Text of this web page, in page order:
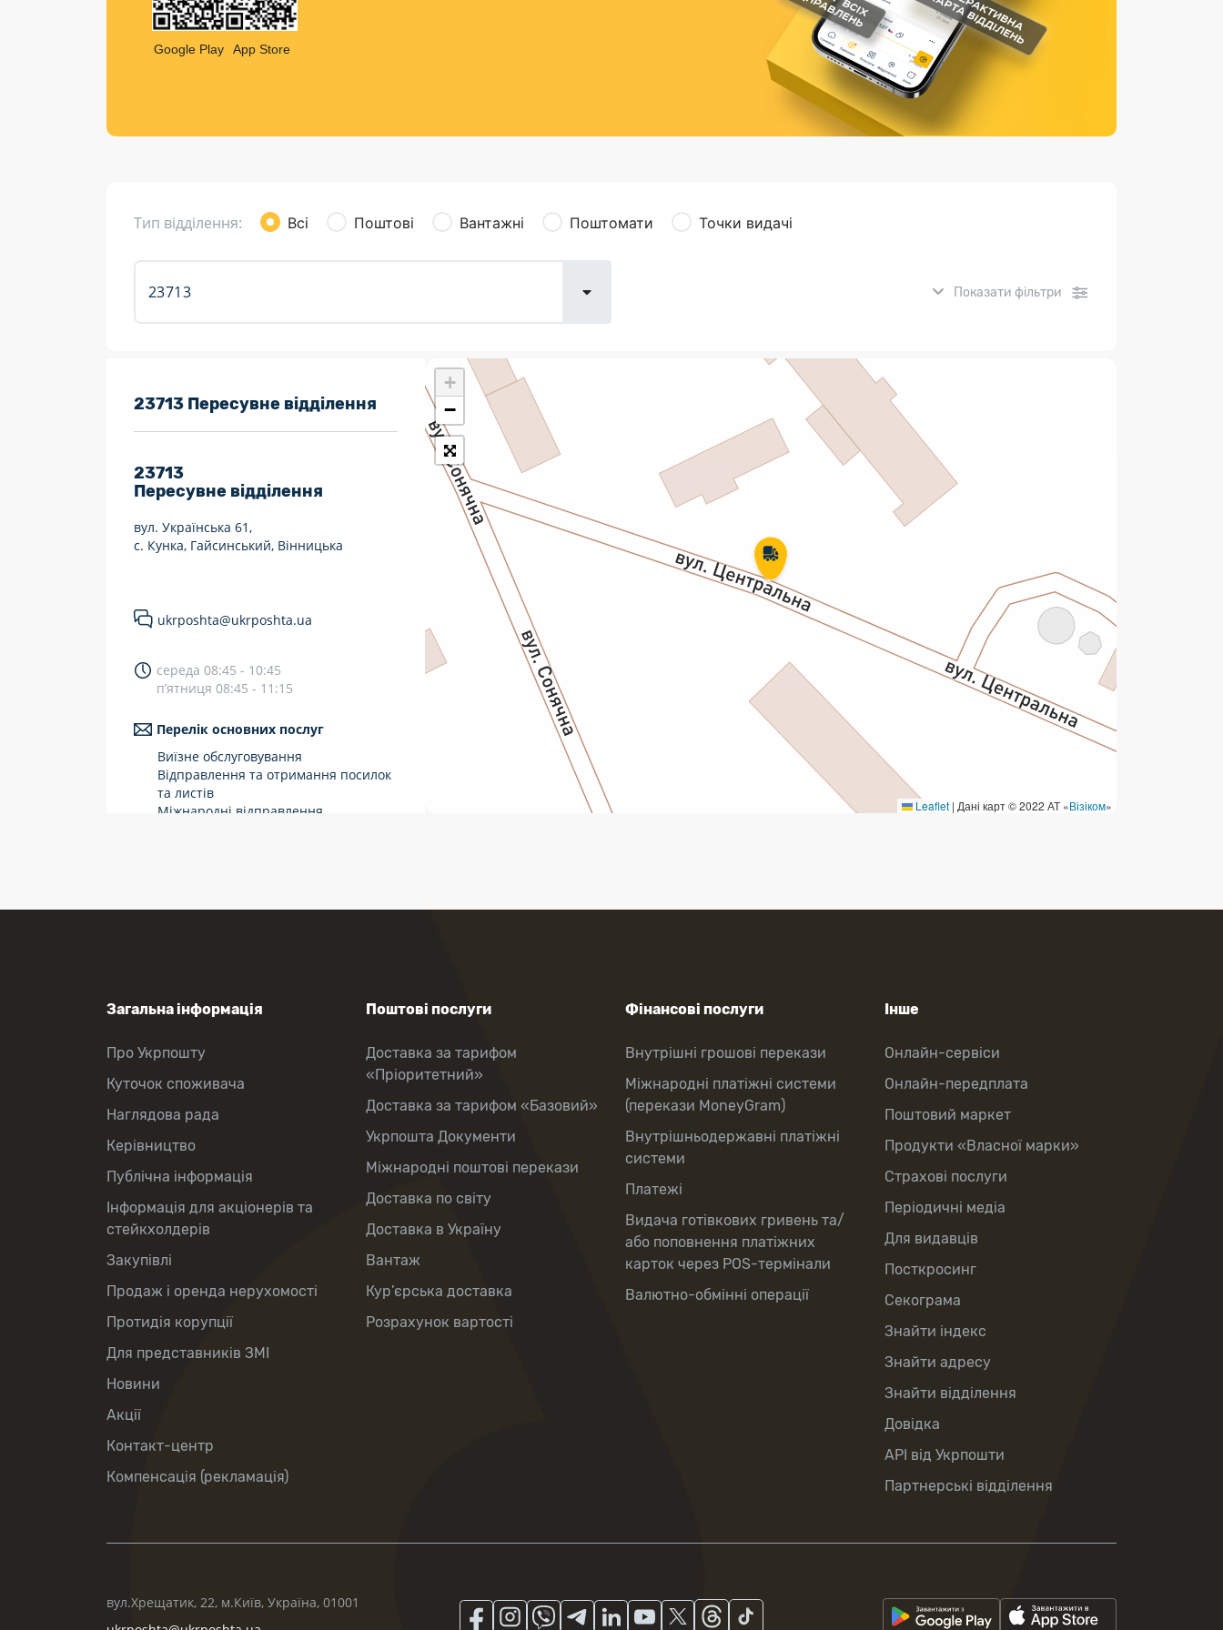
Листи та листівки
Кур’єрська доставка
Страхові послуги
Каталог «Укрпошта Маркет»
Google Play App Store
Тип відділення: Всі Поштові Вантажні Поштомати Точки видачі
Показати фільтри
7 днів на тиждень
Працюють після 19:00
Працюють у вихідні
Поштові послуги:
Укрпошта Експрес/тариф
«Пріоритетний»
Укрпошта Стандарт/тариф «Базовий»
Доставка за межі України
Прийом вантажів
Фінансові послуги:
Термінові перекази
Перекази
Комунальні та інші платежі
23713 Пересувне відділення
23713
Пересувне відділення
вул. Українська 61,
с. Кунка, Гайсинський, Вінницька
ukrposhta@ukrposhta.ua
середа 08:45 - 10:45
п’ятниця 08:45 - 11:15
Перелік основних послуг
Виїзне обслуговування
Відправлення та отримання посилок
та листів
Міжнародні відправлення
+
−
Leaflet | Дані карт © 2022 АТ «Візіком»
Загальна інформація
Про Укрпошту
Куточок споживача
Наглядова рада
Керівництво
Публічна інформація
Інформація для акціонерів та
стейкхолдерів
Закупівлі
Продаж і оренда нерухомості
Протидія корупції
Для представників ЗМІ
Новини
Акції
Контакт-центр
Компенсація (рекламація)
Поштові послуги
Доставка за тарифом
«Пріоритетний»
Доставка за тарифом «Базовий»
Укрпошта Документи
Міжнародні поштові перекази
Доставка по світу
Доставка в Україну
Вантаж
Кур’єрська доставка
Розрахунок вартості
Фінансові послуги
Внутрішні грошові перекази
Міжнародні платіжні системи
(перекази MoneyGram)
Внутрішньодержавні платіжні
системи
Платежі
Видача готівкових гривень та/
або поповнення платіжних
карток через POS-термінали
Валютно-обмінні операції
Інше
Онлайн-сервіси
Онлайн-передплата
Поштовий маркет
Продукти «Власної марки»
Страхові послуги
Періодичні медіа
Для видавців
Посткросинг
Секограма
Знайти індекс
Знайти адресу
Знайти відділення
Довідка
API від Укрпошти
Партнерські відділення
вул.Хрещатик, 22, м.Київ, Україна, 01001